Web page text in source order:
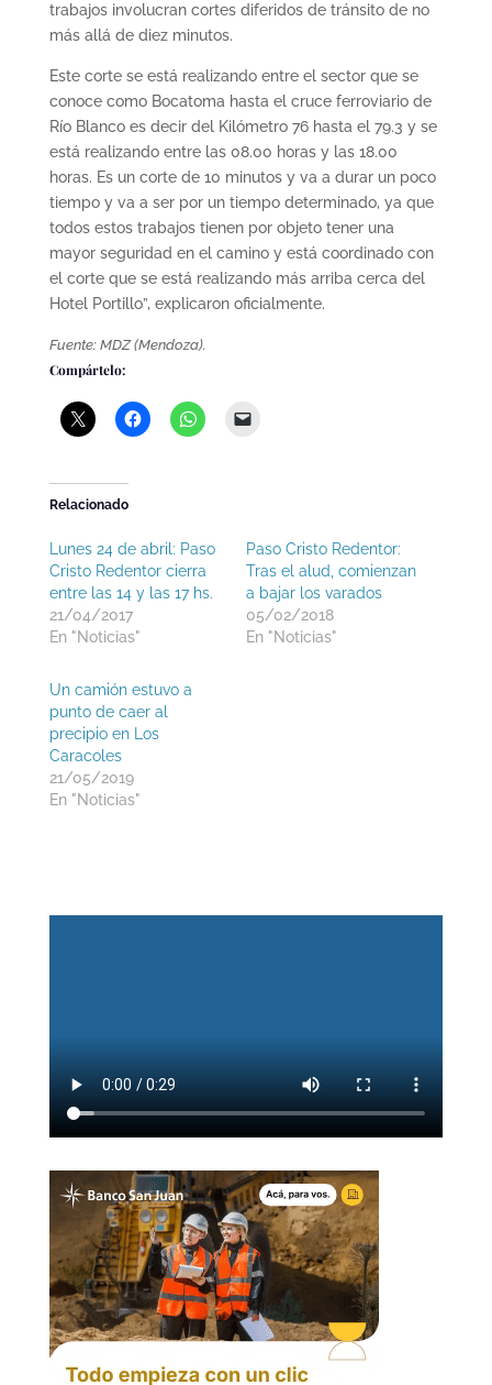
trabajos involucran cortes diferidos de tránsito de no
más allá de diez minutos.
Este corte se está realizando entre el sector que se
conoce como Bocatoma hasta el cruce ferroviario de
Río Blanco es decir del Kilómetro 76 hasta el 79.3 y se
está realizando entre las 08.00 horas y las 18.00
horas. Es un corte de 10 minutos y va a durar un poco
tiempo y va a ser por un tiempo determinado, ya que
todos estos trabajos tienen por objeto tener una
mayor seguridad en el camino y está coordinado con
el corte que se está realizando más arriba cerca del
Hotel Portillo”, explicaron oficialmente.
Fuente: MDZ (Mendoza).
Compártelo:
Relacionado
Lunes 24 de abril: Paso
Cristo Redentor cierra
entre las 14 y las 17 hs.
21/04/2017
En "Noticias"
Paso Cristo Redentor:
Tras el alud, comienzan
a bajar los varados
05/02/2018
En "Noticias"
Un camión estuvo a
punto de caer al
precipio en Los
Caracoles
21/05/2019
En "Noticias"